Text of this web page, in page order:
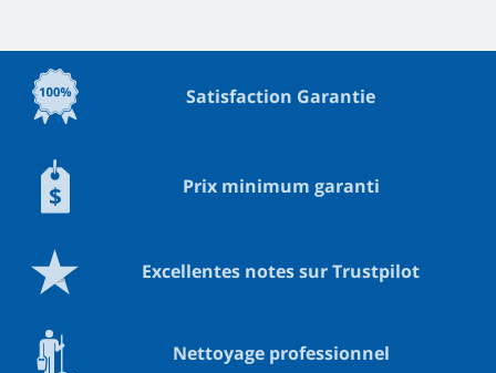
Satisfaction Garantie
Prix minimum garanti
Excellentes notes sur Trustpilot
Nettoyage professionnel